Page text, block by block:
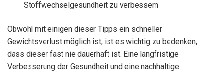
Stoffwechselgesundheit zu verbessern
Obwohl mit einigen dieser Tipps ein schneller
Gewichtsverlust möglich ist, ist es wichtig zu bedenken,
dass dieser fast nie dauerhaft ist. Eine langfristige
Verbesserung der Gesundheit und eine nachhaltige